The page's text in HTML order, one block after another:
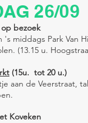
26/09
bezoek
's middags Park Van
(13.15 u.
(15u. tot 20 u.)
aan de Veerstraat,
Koveken